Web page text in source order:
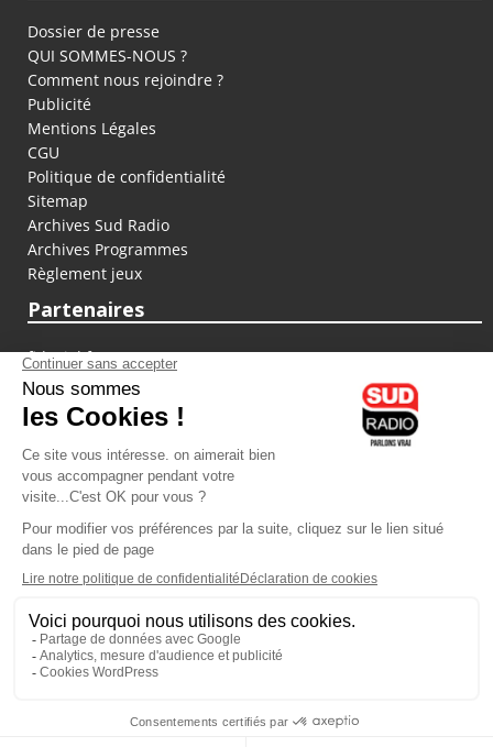
Dossier de presse
QUI SOMMES-NOUS ?
Comment nous rejoindre ?
Publicité
Mentions Légales
CGU
Politique de confidentialité
Sitemap
Archives Sud Radio
Archives Programmes
Règlement jeux
Partenaires
fiducial.fr
lyoncapitale.fr
olympique-et-lyonnais.com
L'application Iphone / Android
Téléchargez l'application
Les cookies
Gestion des cookies
Crédit photos : ©Sud Radio / Pierre Olivier